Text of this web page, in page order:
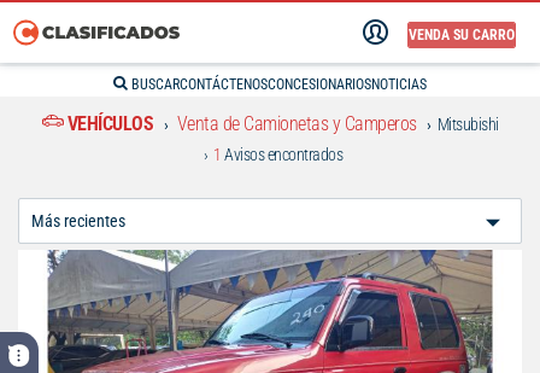
VENDA SU CARRO
BUSCARCONTÁCTENOSCONCESIONARIOSNOTICIAS
VEHÍCULOS Venta de Camionetas y Camperos
Mitsubishi
1 Avisos encontrados